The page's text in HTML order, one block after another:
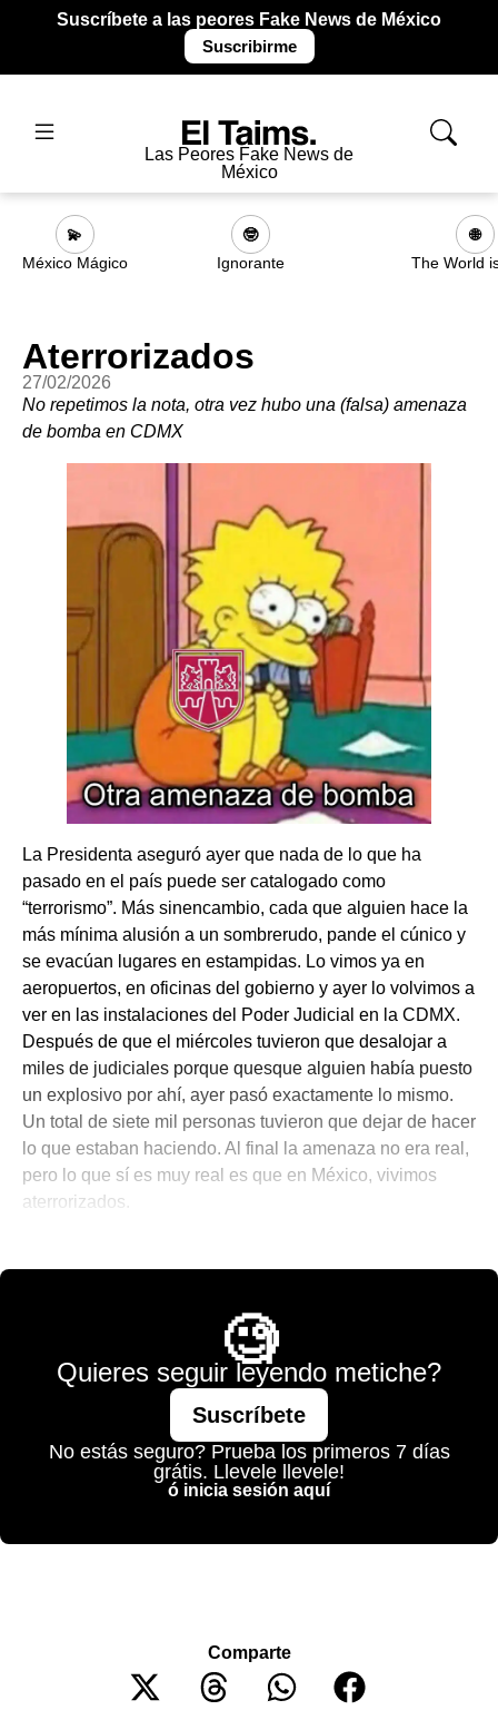
Suscríbete a las peores Fake News de México
Suscribirme
Las Peores Fake News de
México
💫
México Mágico
🤓
Ignorante
🌐
The World
Aterrorizados
27/02/2026
No repetimos la nota, otra vez hubo una (falsa) amenaza
de bomba en CDMX
La Presidenta aseguró ayer que nada de lo que ha
pasado en el país puede ser catalogado como
“terrorismo”. Más sinencambio, cada que alguien hace la
más mínima alusión a un sombrerudo, pande el cúnico y
se evacúan lugares en estampidas. Lo vimos ya en
aeropuertos, en oficinas del gobierno y ayer lo volvimos a
ver en las instalaciones del Poder Judicial en la CDMX.
Después de que el miércoles tuvieron que desalojar a
miles de judiciales porque quesque alguien había puesto
un explosivo por ahí, ayer pasó exactamente lo mismo.
Un total de siete mil personas tuvieron que dejar de hacer
lo que estaban haciendo. Al final la amenaza no era real,
pero lo que sí es muy real es que en México, vivimos
aterrorizados.
🧐
Quieres seguir leyendo metiche?
Suscríbete
No estás seguro? Prueba los primeros 7 días
grátis. Llevele llevele!
ó inicia sesión aquí
Comparte